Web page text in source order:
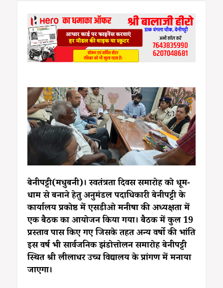
बेनीपट्टी(मधुबनी)। स्वतंत्रता दिवस समारोह को धूम-
धाम से बनाने हेतु अनुमंडल पदाधिकारी बेनीपट्टी के
कार्यालय प्रकोष्ठ में एसडीओ मनीषा की अध्यक्षता में
एक बैठक का आयोजन किया गया। बैठक में कुल 19
प्रस्ताव पास किए गए जिसके तहत अन्य वर्षो की भांति
इस वर्ष भी सार्वजनिक झंडोत्तोलन समारोह बेनीपट्टी
स्थित श्री लीलाधर उच्च विद्यालय के प्रांगण में मनाया
जाएगा।